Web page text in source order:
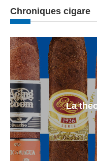
Chroniques cigare
La